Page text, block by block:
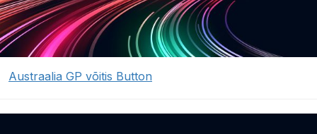
Austraalia GP võitis Button